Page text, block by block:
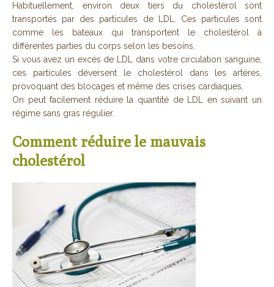
Habituellement, environ deux tiers du cholestérol sont
transportés par des particules de LDL. Ces particules sont
comme les bateaux qui transportent le cholestérol à
différentes parties du corps selon les besoins.
Si vous avez un excès de LDL dans votre circulation sanguine,
ces particules déversent le cholestérol dans les artères,
provoquant des blocages et même des crises cardiaques.
On peut facilement réduire la quantité de LDL en suivant un
régime sans gras régulier.
Comment réduire le mauvais
cholestérol